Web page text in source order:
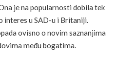
je na popularnosti dobila tek
interes u SAD-u i Britaniji.
ovisno o novim saznanjima
među bogatima.